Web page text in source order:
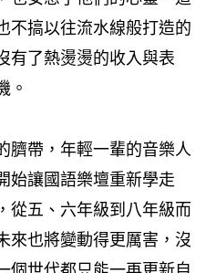
不搞以往流水線般打造的
有了熱燙燙的收入與表
。
臍帶，年輕一輩的音樂人
始讓國語樂壇重新學走
從五、六年級到八年級而
來也將變動得更厲害，沒